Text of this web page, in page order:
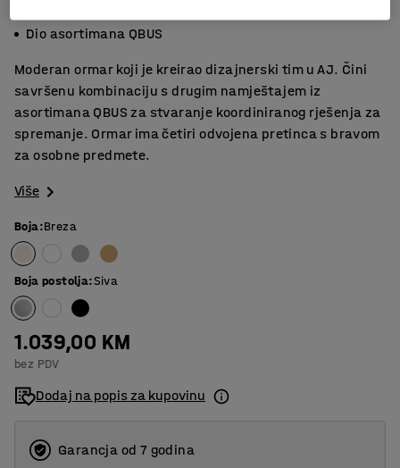
Dio asortimana QBUS
Moderan ormar koji je kreirao dizajnerski tim u AJ. Čini
savršenu kombinaciju s drugim namještajem iz
asortimana QBUS za stvaranje koordiniranog rješenja za
spremanje. Ormar ima četiri odvojena pretinca s bravom
za osobne predmete.
Više
Boja:Breza
Boja postolja:Siva
1.039,00 KM
bez PDV
Dodaj na popis za kupovinu
Garancja od 7 godina